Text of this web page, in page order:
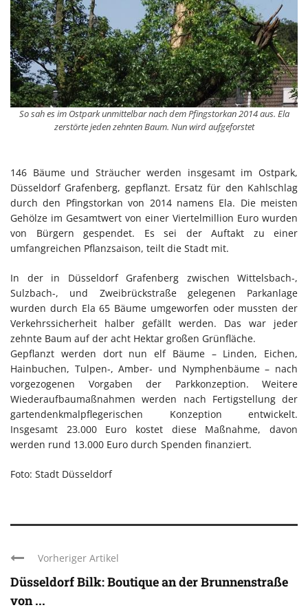
So sah es im Ostpark unmittelbar nach dem Pfingstorkan 2014 aus. Ela
zerstörte jeden zehnten Baum. Nun wird aufgeforstet
146 Bäume und Sträucher werden insgesamt im Ostpark,
Düsseldorf Grafenberg, gepflanzt. Ersatz für den Kahlschlag
durch den Pfingstorkan von 2014 namens Ela. Die meisten
Gehölze im Gesamtwert von einer Viertelmillion Euro wurden
von Bürgern gespendet. Es sei der Auftakt zu einer
umfangreichen Pflanzsaison, teilt die Stadt mit.
In der in Düsseldorf Grafenberg zwischen Wittelsbach-,
Sulzbach-, und Zweibrückstraße gelegenen Parkanlage
wurden durch Ela 65 Bäume umgeworfen oder mussten der
Verkehrssicherheit halber gefällt werden. Das war jeder
zehnte Baum auf der acht Hektar großen Grünfläche.
Gepflanzt werden dort nun elf Bäume – Linden, Eichen,
Hainbuchen, Tulpen-, Amber- und Nymphenbäume – nach
vorgezogenen Vorgaben der Parkkonzeption. Weitere
Wiederaufbaumaßnahmen werden nach Fertigstellung der
gartendenkmalpflegerischen Konzeption entwickelt.
Insgesamt 23.000 Euro kostet diese Maßnahme, davon
werden rund 13.000 Euro durch Spenden finanziert.
Foto: Stadt Düsseldorf
Vorheriger Artikel
Düsseldorf Bilk: Boutique an der Brunnenstraße
von ...